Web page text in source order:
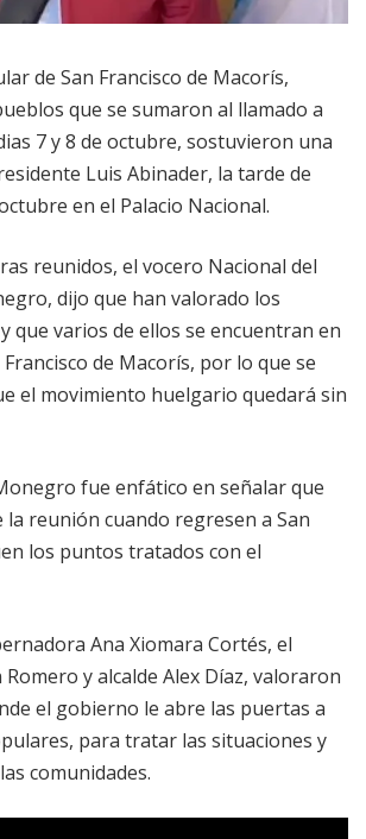
de San Francisco de Macorís,
que se sumaron al llamado a
7 y 8 de octubre, sostuvieron una
Luis Abinader, la tarde de
en el Palacio Nacional.
reunidos, el vocero Nacional del
dijo que han valorado los
que varios de ellos se encuentran en
de Macorís, por lo que se
el movimiento huelgario quedará sin
fue enfático en señalar que
la reunión cuando regresen a San
los puntos tratados con el
Ana Xiomara Cortés, el
y alcalde Alex Díaz, valoraron
el gobierno le abre las puertas a
para tratar las situaciones y
comunidades.